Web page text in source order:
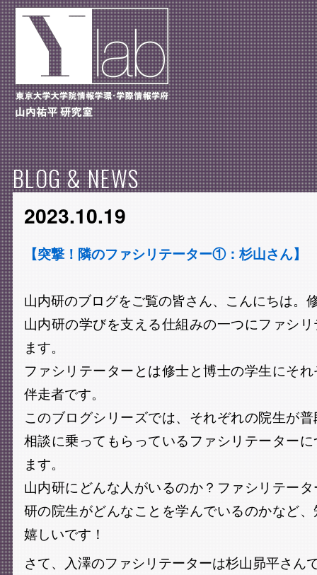
BLOG & NEWS
2023.10.19
【突撃！隣のファシリテーター①：杉山さん】
山内研のブログをご覧の皆さん、こんにちは。
山内研の学びを支える仕組みの一つにファシ
ます。
ファシリテーターとは修士と博士の学生にそ
伴走者です。
このブログシリーズでは、それぞれの院生が
相談に乗ってもらっているファシリテーター
ます。
山内研にどんな人がいるのか？ファシリテー
研の院生がどんなことを学んでいるのかなど
嬉しいです！
さて、入澤のファシリテーターは杉山昴平さん